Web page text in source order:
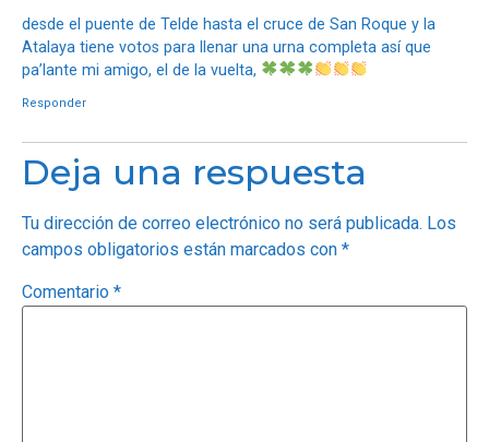
desde el puente de Telde hasta el cruce de San Roque y la
Atalaya tiene votos para llenar una urna completa así que
pa’lante mi amigo, el de la vuelta,
Responder
Deja una respuesta
Tu dirección de correo electrónico no será publicada. Los
campos obligatorios están marcados con *
Comentario *